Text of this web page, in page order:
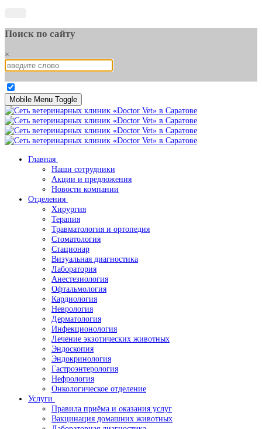
Поиск по сайту
×
Mobile Menu Toggle
Главная
Наши сотрудники
Акции и предложения
Новости компании
Отделения
Хирургия
Терапия
Травматология и ортопедия
Стоматология
Стационар
Визуальная диагностика
Лаборатория
Анестезиология
Офтальмология
Кардиология
Неврология
Дерматология
Инфекционология
Лечение экзотических животных
Эндоскопия
Эндокринология
Гастроэнтерология
Нефрология
Онкологическое отделение
Услуги
Правила приёма и оказания услуг
Вакцинация домашних животных